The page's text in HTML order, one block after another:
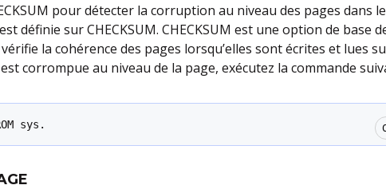
pour détecter la corruption au niveau des pages dans
définie sur CHECKSUM. CHECKSUM est une option de base
la cohérence des pages lorsqu’elles sont écrites et lues
corrompue au niveau de la page, exécutez la commande
sys.